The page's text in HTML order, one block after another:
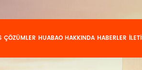
ÇÖZÜMLER HUABAO HAKKINDA HABERLER